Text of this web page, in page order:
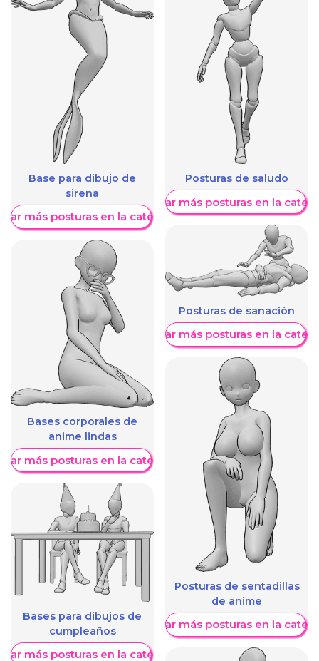
Base para dibujo de
sirena
más posturas en la categoría
Bases corporales de
anime lindas
más posturas en la categoría
Bases para dibujos de
cumpleaños
más posturas en la categoría
Posturas de saludo
Mostrar más posturas en la
Posturas de sanación
Mostrar más posturas en la
Posturas de sentadillas
de anime
Mostrar más posturas en la